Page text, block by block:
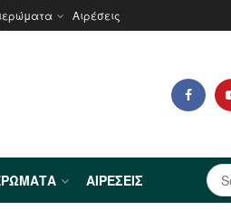
Αιρέσεις
ΑΙΡΈΣΕΙΣ